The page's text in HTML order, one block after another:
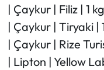
| Çaykur | Filiz | 1
| Çaykur | Tiryaki |
| Çaykur | Rize
| Lipton | Yellow